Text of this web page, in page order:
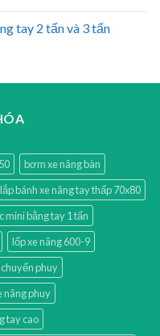
tay 2 tấn và 3 tấn
bơm xe nâng bàn
bánh xe nâng tay thấp 70x80
mini bằng tay 1 tấn
lốp xe nâng 600-9
phuy
nâng phuy
tay cao